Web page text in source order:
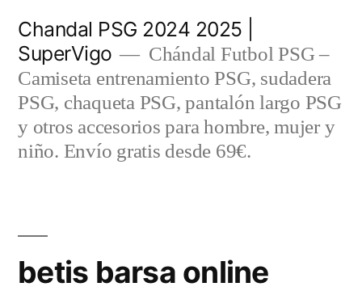
contenido
Chandal PSG 2024 2025 |
SuperVigo
Chándal Futbol PSG –
Camiseta entrenamiento PSG, sudadera
PSG, chaqueta PSG, pantalón largo PSG
y otros accesorios para hombre, mujer y
niño. Envío gratis desde 69€.
betis barsa online